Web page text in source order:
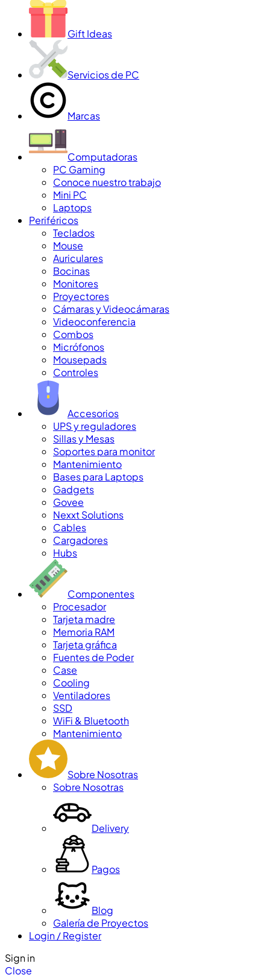
Gift Ideas
Servicios de PC
Marcas
Computadoras
PC Gaming
Conoce nuestro trabajo
Mini PC
Laptops
Periféricos
Teclados
Mouse
Auriculares
Bocinas
Monitores
Proyectores
Cámaras y Videocámaras
Videoconferencia
Combos
Micrófonos
Mousepads
Controles
Accesorios
UPS y reguladores
Sillas y Mesas
Soportes para monitor
Mantenimiento
Bases para Laptops
Gadgets
Govee
Nexxt Solutions
Cables
Cargadores
Hubs
Componentes
Procesador
Tarjeta madre
Memoria RAM
Tarjeta gráfica
Fuentes de Poder
Case
Cooling
Ventiladores
SSD
WiFi & Bluetooth
Mantenimiento
Sobre Nosotras
Sobre Nosotras
Delivery
Pagos
Blog
Galería de Proyectos
Login / Register
Sign in
Close